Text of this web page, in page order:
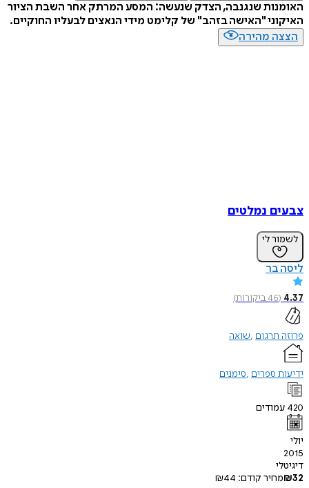
שנגנבה, הצדק שנעשה: המסע המרתק אחר השבת הציור
"האישה בזהב" של קלימט מידי הנאצים לבעליו החוקיים.
מהירה
נמלטים
לי
בר
46ביקורות)
תרגום שואה
ספרים סימנים
קודם:
₪44